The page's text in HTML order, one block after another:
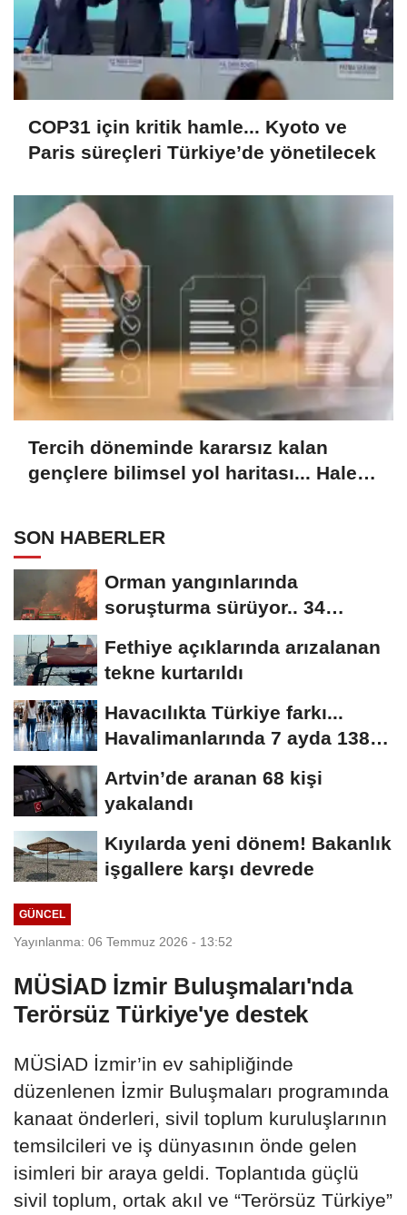
COP31 için kritik hamle... Kyoto ve
Paris süreçleri Türkiye’de yönetilecek
Tercih döneminde kararsız kalan
gençlere bilimsel yol haritası... Halen
SON HABERLER
Orman yangınlarında
soruşturma sürüyor.. 34
Fethiye açıklarında arızalanan
tekne kurtarıldı
Havacılıkta Türkiye farkı...
Havalimanlarında 7 ayda 138,7
Artvin’de aranan 68 kişi
yakalandı
Kıyılarda yeni dönem! Bakanlık
işgallere karşı devrede
GÜNCEL
Yayınlanma: 06 Temmuz 2026 - 13:52
MÜSİAD İzmir Buluşmaları'nda
Terörsüz Türkiye'ye destek
MÜSİAD İzmir’in ev sahipliğinde
düzenlenen İzmir Buluşmaları programında
kanaat önderleri, sivil toplum kuruluşlarının
temsilcileri ve iş dünyasının önde gelen
isimleri bir araya geldi. Toplantıda güçlü
sivil toplum, ortak akıl ve “Terörsüz Türkiye”